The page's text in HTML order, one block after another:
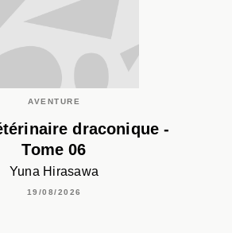
AVENTURE
draconique -
Tome 06
Yuna Hirasawa
19/08/2026